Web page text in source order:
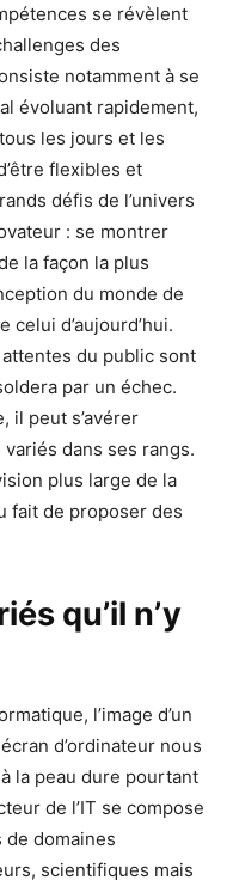
se révèlent
des
notamment à se
évoluant rapidement,
les jours et les
flexibles et
défis de l’univers
: se montrer
la façon la plus
du monde de
celui d’aujourd’hui.
du public sont
par un échec.
il peut s’avérer
dans ses rangs.
plus large de la
fait de proposer des
qu’il n’y
l’image d’un
d’ordinateur nous
la peau dure pourtant
de l’IT se compose
domaines
scientifiques mais